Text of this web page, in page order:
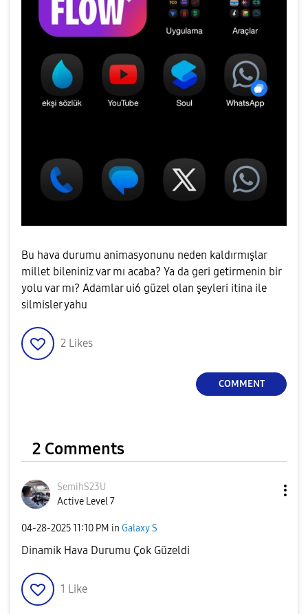
Bu hava durumu animasyonunu neden kaldırmışlar
millet bileniniz var mı acaba? Ya da geri getirmenin bir
yolu var mı? Adamlar ui6 güzel olan şeyleri itina ile
silmisler yahu
2 Likes
COMMENT
2 Comments
SemihS23U
Active Level 7
‎04-28-202511:10 PM in Galaxy S
Dinamik Hava Durumu Çok Güzeldi
1 Like